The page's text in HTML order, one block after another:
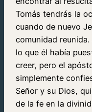
Tomás tendrás la
cuando de nuevo
comunidad
lo que él había
creer, pero el
simplemente
Señor y su Dios,
de la fe en la